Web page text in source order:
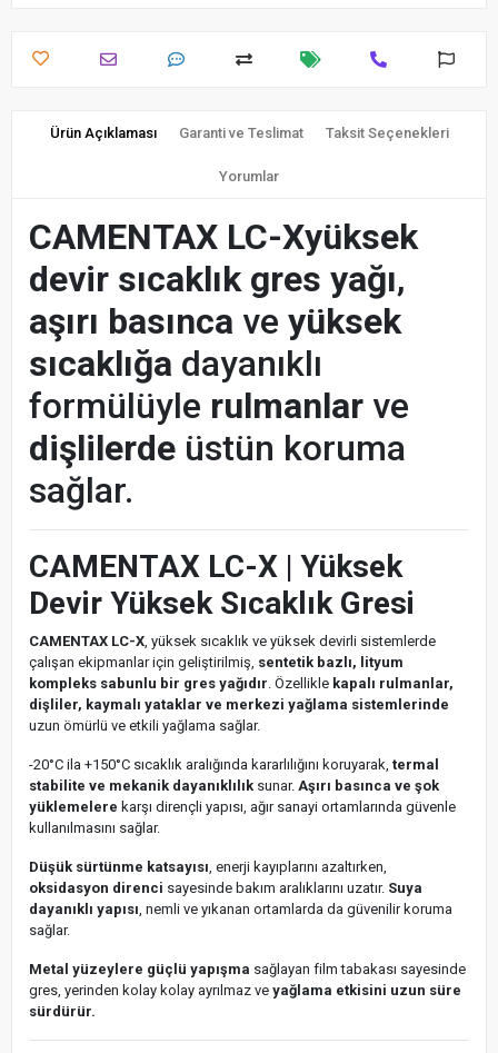
Ürün Açıklaması Garanti ve Teslimat Taksit Seçenekleri
Yorumlar
CAMENTAX LC-Xyüksek
devir sıcaklık gres yağı,
aşırı basınca ve yüksek
sıcaklığa dayanıklı
formülüyle rulmanlar ve
dişlilerde üstün koruma
sağlar.
CAMENTAX LC-X | Yüksek
Devir Yüksek Sıcaklık Gresi
CAMENTAX LC-X, yüksek sıcaklık ve yüksek devirli sistemlerde
çalışan ekipmanlar için geliştirilmiş, sentetik bazlı, lityum
kompleks sabunlu bir gres yağıdır. Özellikle kapalı rulmanlar,
dişliler, kaymalı yataklar ve merkezi yağlama sistemlerinde
uzun ömürlü ve etkili yağlama sağlar.
-20°C ila +150°C sıcaklık aralığında kararlılığını koruyarak, termal
stabilite ve mekanik dayanıklılık sunar. Aşırı basınca ve şok
yüklemelere karşı dirençli yapısı, ağır sanayi ortamlarında güvenle
kullanılmasını sağlar.
Düşük sürtünme katsayısı, enerji kayıplarını azaltırken,
oksidasyon direnci sayesinde bakım aralıklarını uzatır. Suya
dayanıklı yapısı, nemli ve yıkanan ortamlarda da güvenilir koruma
sağlar.
Metal yüzeylere güçlü yapışma sağlayan film tabakası sayesinde
gres, yerinden kolay kolay ayrılmaz ve yağlama etkisini uzun süre
sürdürür.